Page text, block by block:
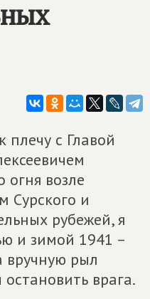
плечу с Главой
возле
Сурского и
рубежей, я
и зимой 1941 –
вручную рыл
врага.